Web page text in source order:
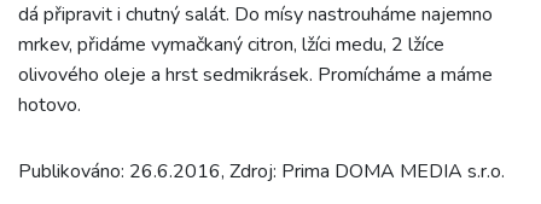
dá připravit i chutný salát. Do mísy nastrouháme najemno
mrkev, přidáme vymačkaný citron, lžíci medu, 2 lžíce
olivového oleje a hrst sedmikrásek. Promícháme a máme
hotovo.
Publikováno: 26.6.2016, Zdroj: Prima DOMA MEDIA s.r.o.